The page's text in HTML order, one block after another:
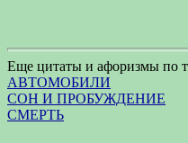
Еще цитаты и афоризмы по
АВТОМОБИЛИ
СОН И ПРОБУЖДЕНИЕ
СМЕРТЬ